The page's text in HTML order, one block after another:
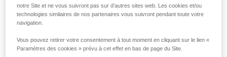
notre Site et ne vous suivront pas sur d’autres sites web. Les cookies et/ou
technologies similaires de nos partenaires vous suivront pendant toute votre
navigation.
Vous pouvez retirer votre consentement à tout moment en cliquant sur le lien «
Paramètres des cookies » prévu à cet effet en bas de page du Site.